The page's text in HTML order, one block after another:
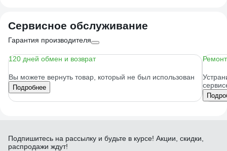
Сервисное обслуживание
Гарантия производителя
120 дней обмен и возврат
Вы можете вернуть товар, который не был использован
Подробнее
Подпишитесь на рассылку и будьте в курсе! Акции, скидки,
распродажи ждут!